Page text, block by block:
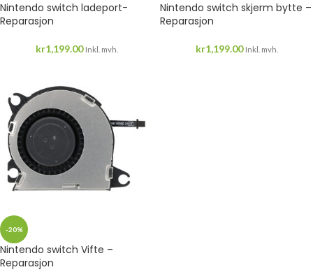
Nintendo switch ladeport-
Reparasjon
kr1,199.00 Inkl. mvh.
Nintendo switch skjerm bytte –
Reparasjon
kr1,199.00 Inkl. mvh.
-20%
Nintendo switch Vifte –
Reparasjon